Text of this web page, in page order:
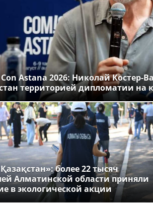
1 млн тг: кому в
предлагали
зарплаты
известно, на
всего
Astana 2026: Николай Костер-
территорией дипломатии на
более 22 тысяч
Алматинской области приняли
в экологической акции